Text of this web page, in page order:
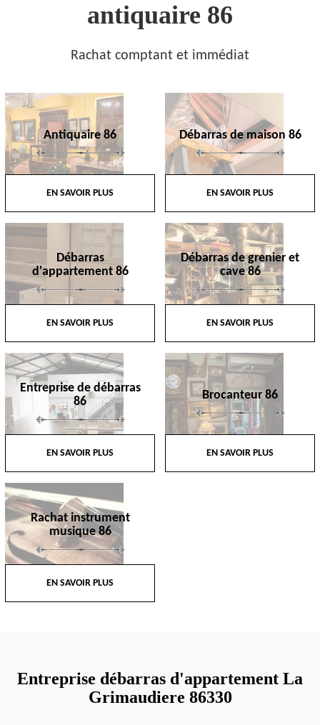
antiquaire 86
Rachat comptant et immédiat
Antiquaire 86
EN SAVOIR PLUS
Débarras de maison 86
EN SAVOIR PLUS
Débarras
d'appartement 86
EN SAVOIR PLUS
Débarras de grenier et
cave 86
EN SAVOIR PLUS
Entreprise de débarras
86
EN SAVOIR PLUS
Brocanteur 86
EN SAVOIR PLUS
Rachat instrument
musique 86
EN SAVOIR PLUS
Entreprise débarras d'appartement La
Grimaudiere 86330